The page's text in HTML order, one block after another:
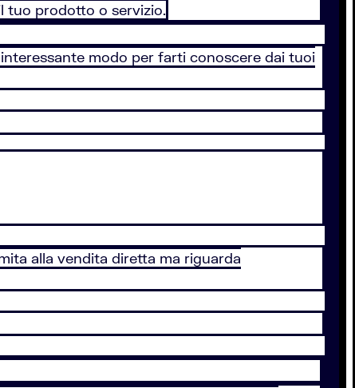
tuo prodotto o servizio.
modo per farti conoscere dai tuoi
alla vendita diretta ma riguarda